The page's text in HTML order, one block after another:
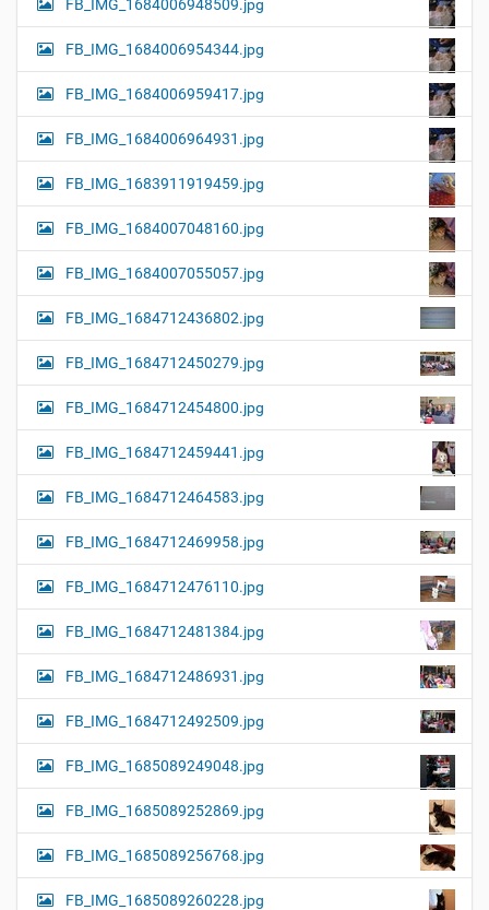
FB_IMG_1684006948509.jpg
FB_IMG_1684006954344.jpg
FB_IMG_1684006959417.jpg
FB_IMG_1684006964931.jpg
FB_IMG_1683911919459.jpg
FB_IMG_1684007048160.jpg
FB_IMG_1684007055057.jpg
FB_IMG_1684712436802.jpg
FB_IMG_1684712450279.jpg
FB_IMG_1684712454800.jpg
FB_IMG_1684712459441.jpg
FB_IMG_1684712464583.jpg
FB_IMG_1684712469958.jpg
FB_IMG_1684712476110.jpg
FB_IMG_1684712481384.jpg
FB_IMG_1684712486931.jpg
FB_IMG_1684712492509.jpg
FB_IMG_1685089249048.jpg
FB_IMG_1685089252869.jpg
FB_IMG_1685089256768.jpg
FB_IMG_1685089260228.jpg